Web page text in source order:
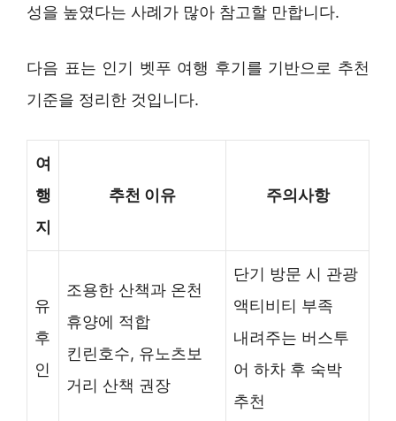
성을 높였다는 사례가 많아 참고할 만합니다.
다음 표는 인기 벳푸 여행 후기를 기반으로 추천
기준을 정리한 것입니다.
여
행
지
추천 이유 주의사항
유
후
인
조용한 산책과 온천
휴양에 적합
킨린호수, 유노츠보
거리 산책 권장
단기 방문 시 관광
액티비티 부족
내려주는 버스투
어 하차 후 숙박
추천